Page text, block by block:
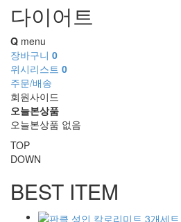
다이어트
Q menu
장바구니 0
위시리스트 0
주문/배송
회원사이드
오늘본상품
오늘본상품 없음
TOP
DOWN
BEST ITEM